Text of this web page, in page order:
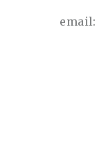
email: